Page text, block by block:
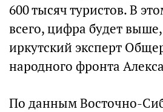
600 тысяч туристов. В
всего, цифра будет
иркутский эксперт
народного фронта
По данным Восточно-